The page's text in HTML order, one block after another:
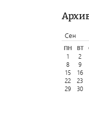
ПН ВТ
1
2
8
9
15
16
22
23
29
30